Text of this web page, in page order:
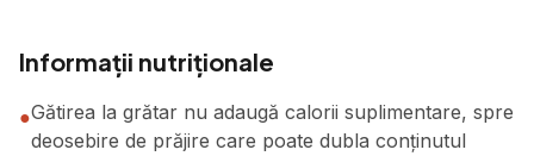
Informații nutriționale
●Gătirea la grătar nu adaugă calorii suplimentare, spre
deosebire de prăjire care poate dubla conținutul